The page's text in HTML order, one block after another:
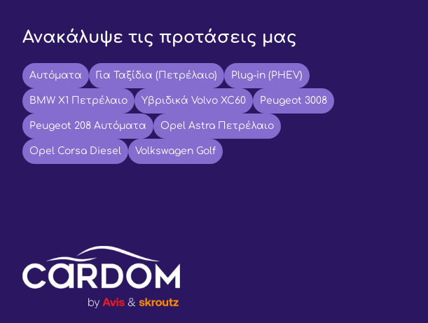
Ανακάλυψε τις προτάσεις μας
Αυτόματα Για Ταξίδια (Πετρέλαιο) Plug-in (PHEV)
BMW X1 Πετρέλαιο Υβριδικά Volvo XC60 Peugeot 3008
Peugeot 208 Αυτόματα Opel Astra Πετρέλαιο
Opel Corsa Diesel Volkswagen Golf